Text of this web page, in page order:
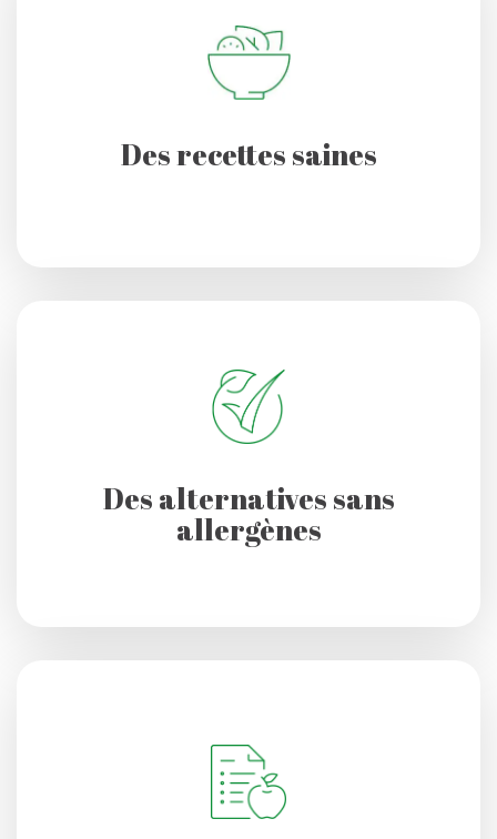
Des recettes saines
Des alternatives sans
allergènes